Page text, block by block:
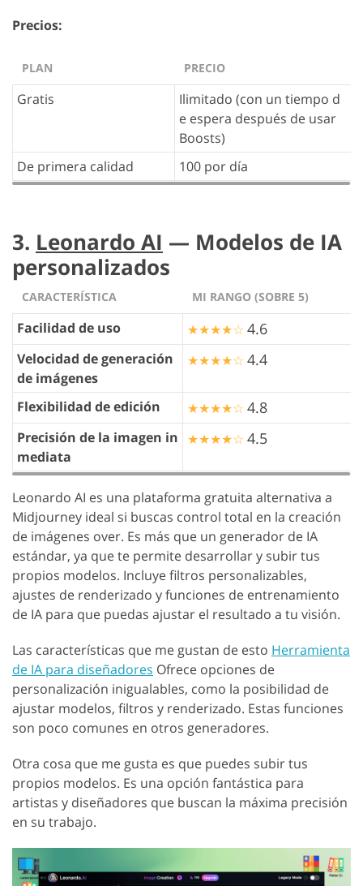
Precios:
PLAN PRECIO
Gratis
Ilimitado (con un tiempo d
e espera después de usar
Boosts)
De primera calidad
100 por día
3. Leonardo AI — Modelos de IA
personalizados
CARACTERÍSTICA MI RANGO (SOBRE 5)
Facilidad de uso ★★★★☆ 4.6
Velocidad de generación
de imágenes
★★★★☆ 4.4
Flexibilidad de edición ★★★★☆ 4.8
Precisión de la imagen in
mediata
★★★★☆ 4.5
Leonardo AI es una plataforma gratuita alternativa a
Midjourney ideal si buscas control total en la creación
de imágenes over. Es más que un generador de IA
estándar, ya que te permite desarrollar y subir tus
propios modelos. Incluye filtros personalizables,
ajustes de renderizado y funciones de entrenamiento
de IA para que puedas ajustar el resultado a tu visión.
Las características que me gustan de esto Herramienta
de IA para diseñadores Ofrece opciones de
personalización inigualables, como la posibilidad de
ajustar modelos, filtros y renderizado. Estas funciones
son poco comunes en otros generadores.
Otra cosa que me gusta es que puedes subir tus
propios modelos. Es una opción fantástica para
artistas y diseñadores que buscan la máxima precisión
en su trabajo.